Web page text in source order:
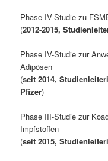
Phase IV-Studie zu
(2012-2015,
Phase IV-Studie zur
Adipösen
(seit 2014,
Pfizer)
Phase III-Studie zur
Impfstoffen
(seit 2015,